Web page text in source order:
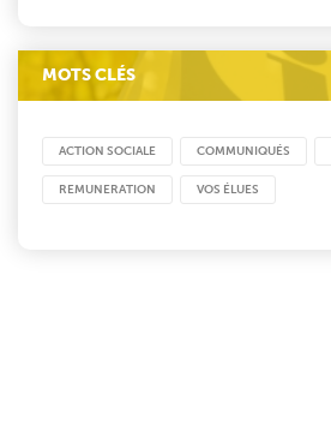
MOTS CLÉS
ACTION SOCIALE COMMUNIQUÉS
REMUNERATION VOS ÉLUES